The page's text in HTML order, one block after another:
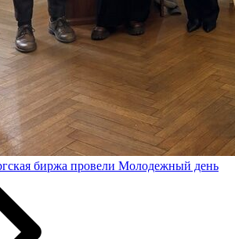
биржа провели Молодежный день